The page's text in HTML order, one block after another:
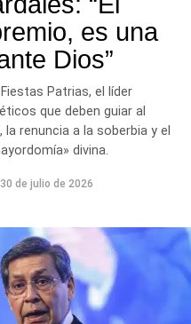
es una
Dios”
Patrias, el líder
que deben guiar al
renuncia a la soberbia y el
divina.
30 de julio de 2026